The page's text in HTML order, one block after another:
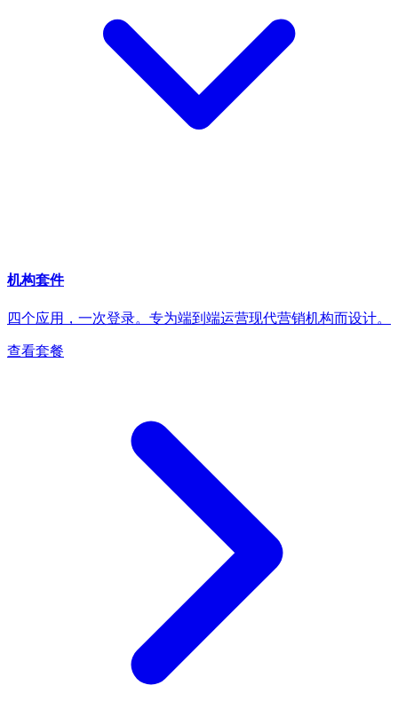
机构套件
四个应用，一次登录。专为端到端运营现代营销机构而设计。
查看套餐